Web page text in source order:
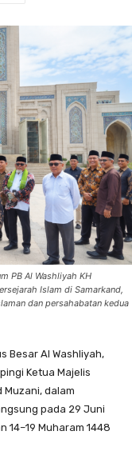
PB Al Washliyah KH
Islam di Samarkand,
dan persahabatan kedua
Besar Al Washliyah,
Ketua Majelis
Muzani, dalam
pada 29 Juni
Muharam 1448